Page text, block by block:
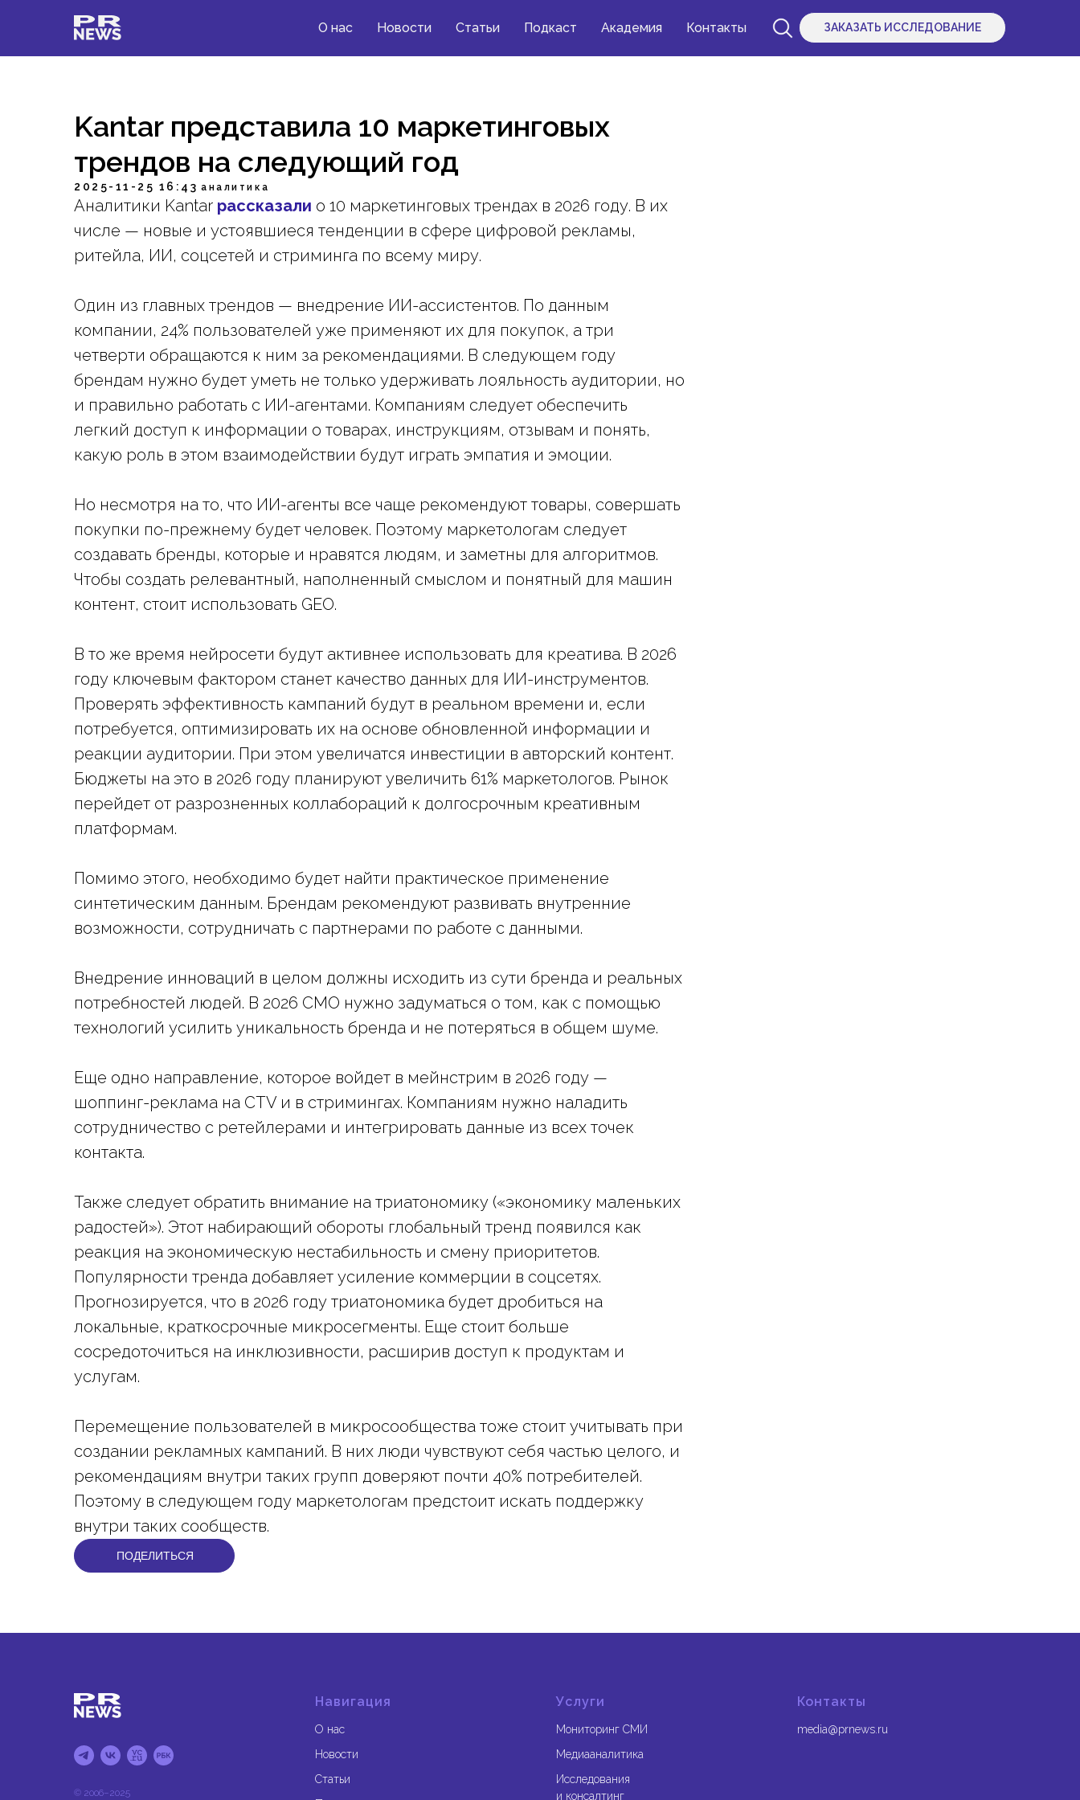
О нас Новости Статьи Подкаст Академия Контакты ЗАКАЗАТЬ ИССЛЕДОВАНИЕ
Kantar представила 10 маркетинговых
трендов на следующий год
2025-11-25 16:43 аналитика
Аналитики Kantar рассказали о 10 маркетинговых трендах в 2026 году. В их
числе — новые и устоявшиеся тенденции в сфере цифровой рекламы,
ритейла, ИИ, соцсетей и стриминга по всему миру.
Один из главных трендов — внедрение ИИ-ассистентов. По данным
компании, 24% пользователей уже применяют их для покупок, а три
четверти обращаются к ним за рекомендациями. В следующем году
брендам нужно будет уметь не только удерживать лояльность аудитории, но
и правильно работать с ИИ-агентами. Компаниям следует обеспечить
легкий доступ к информации о товарах, инструкциям, отзывам и понять,
какую роль в этом взаимодействии будут играть эмпатия и эмоции.
Но несмотря на то, что ИИ-агенты все чаще рекомендуют товары, совершать
покупки по-прежнему будет человек. Поэтому маркетологам следует
создавать бренды, которые и нравятся людям, и заметны для алгоритмов.
Чтобы создать релевантный, наполненный смыслом и понятный для машин
контент, стоит использовать GEO.
В то же время нейросети будут активнее использовать для креатива. В 2026
году ключевым фактором станет качество данных для ИИ-инструментов.
Проверять эффективность кампаний будут в реальном времени и, если
потребуется, оптимизировать их на основе обновленной информации и
реакции аудитории. При этом увеличатся инвестиции в авторский контент.
Бюджеты на это в 2026 году планируют увеличить 61% маркетологов. Рынок
перейдет от разрозненных коллабораций к долгосрочным креативным
платформам.
Помимо этого, необходимо будет найти практическое применение
синтетическим данным. Брендам рекомендуют развивать внутренние
возможности, сотрудничать с партнерами по работе с данными.
Внедрение инноваций в целом должны исходить из сути бренда и реальных
потребностей людей. В 2026 CMO нужно задуматься о том, как с помощью
технологий усилить уникальность бренда и не потеряться в общем шуме.
Еще одно направление, которое войдет в мейнстрим в 2026 году —
шоппинг-реклама на CTV и в стримингах. Компаниям нужно наладить
сотрудничество с ретейлерами и интегрировать данные из всех точек
контакта.
Также следует обратить внимание на триатономику («экономику маленьких
радостей»). Этот набирающий обороты глобальный тренд появился как
реакция на экономическую нестабильность и смену приоритетов.
Популярности тренда добавляет усиление коммерции в соцсетях.
Прогнозируется, что в 2026 году триатономика будет дробиться на
локальные, краткосрочные микросегменты. Еще стоит больше
сосредоточиться на инклюзивности, расширив доступ к продуктам и
услугам.
Перемещение пользователей в микросообщества тоже стоит учитывать при
создании рекламных кампаний. В них люди чувствуют себя частью целого, и
рекомендациям внутри таких групп доверяют почти 40% потребителей.
Поэтому в следующем году маркетологам предстоит искать поддержку
внутри таких сообществ.
ПОДЕЛИТЬСЯ
© 2006–2025
Навигация
О нас
Новости
Статьи
Услуги
Мониторинг СМИ
Медиааналитика
Исследования
и консалтинг
Контакты
media@prnews.ru